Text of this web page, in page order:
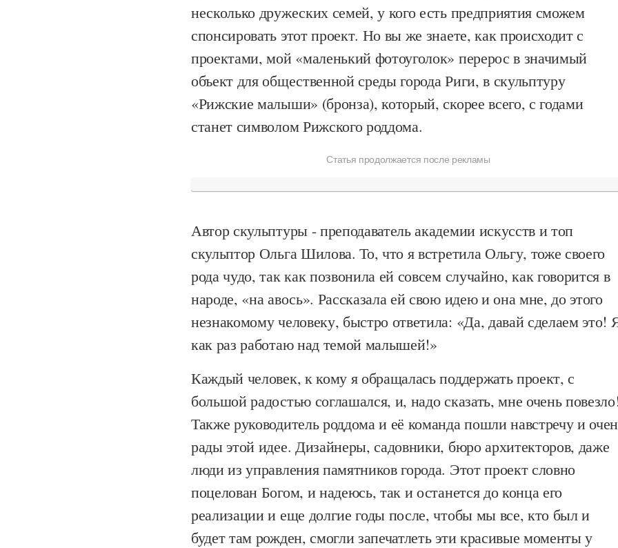
несколько дружеских семей, у кого есть предприятия сможем
спонсировать этот проект. Но вы же знаете, как происходит с
проектами, мой «маленький фотоуголок» перерос в значимый
объект для общественной среды города Риги, в скульптуру
«Рижские малыши» (бронза), который, скорее всего, с годами
станет символом Рижского роддома.
Статья продолжается после рекламы
Автор скульптуры - преподаватель академии искусств и топ
скульптор Ольга Шилова. То, что я встретила Ольгу, тоже своего
рода чудо, так как позвонила ей совсем случайно, как говорится в
народе, «на авось». Рассказала ей свою идею и она мне, до этого
незнакомому человеку, быстро ответила: «Да, давай сделаем это!
как раз работаю над темой малышей!»
Каждый человек, к кому я обращалась поддержать проект, с
большой радостью соглашался, и, надо сказать, мне очень
Также руководитель роддома и её команда пошли навстречу и
рады этой идее. Дизайнеры, садовники, бюро архитекторов, даже
люди из управления памятников города. Этот проект словно
поцелован Богом, и надеюсь, так и останется до конца его
реализации и еще долгие годы после, чтобы мы все, кто был и
будет там рожден, смогли запечатлеть эти красивые моменты у